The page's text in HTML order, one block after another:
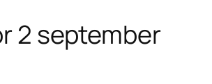
2 september